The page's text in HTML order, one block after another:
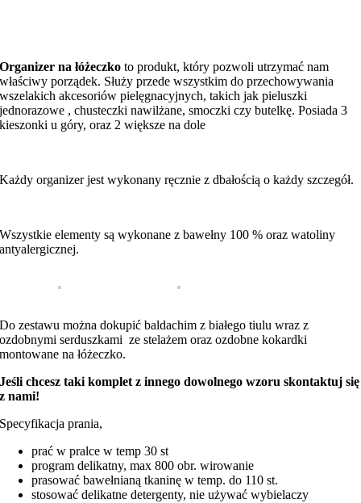
Organizer na łóżeczkoto produkt, który pozwoli utrzymać nam
właściwy porządek. Służy przede wszystkim do przechowywania
wszelakich akcesoriów pielęgnacyjnych, takich jak pieluszki
jednorazowe , chusteczki nawilżane, smoczki czy butelkę. Posiada 3
kieszonki u góry, oraz 2 większe na dole
Każdy organizer jest wykonany ręcznie z dbałością o każdy szczegół.
Wszystkie elementy są wykonane z bawełny 100 % oraz watoliny
antyalergicznej.
Do zestawu można dokupić baldachim z białego tiulu wraz z
ozdobnymi serduszkami ze stelażem oraz ozdobne kokardki
montowane na łóżeczko.
Jeśli chcesz taki komplet z innego dowolnego wzoru skontaktuj się
z nami!
Specyfikacja prania,
prać w pralce w temp 30 st
program delikatny, max 800 obr. wirowanie
prasować bawełnianą tkaninę w temp. do 110 st.
stosować delikatne detergenty, nie używać wybielaczy